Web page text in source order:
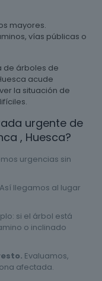
mayores.
vías públicas o
de árboles de
acude
la situación de
urgente de
, Huesca?
urgencias sin
Así llegamos al lugar
si el árbol está
o inclinado
Evaluamos,
afectada.